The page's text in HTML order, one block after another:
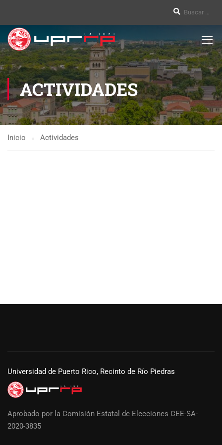
ACTIVIDADES
Inicio Actividades
Universidad de Puerto Rico, Recinto de Río Piedras
Aprobado por la Comisión Estatal de Elecciones CEE-SA-
2020-3835